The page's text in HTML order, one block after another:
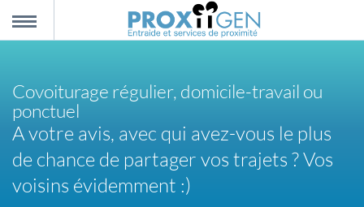
Covoiturage régulier, domicile-travail ou
ponctuel
A votre avis, avec qui avez-vous le plus
de chance de partager vos trajets ? Vos
voisins évidemment :)